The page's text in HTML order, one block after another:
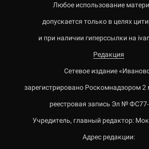
Любое использование
допускается только в целях
и при наличии гиперссылки на
Редакция
Сетевое издание
зарегистрировано Роскомнадзором 2
реестровая запись Эл №
Учредитель, главный редактор:
Адрес редакции: